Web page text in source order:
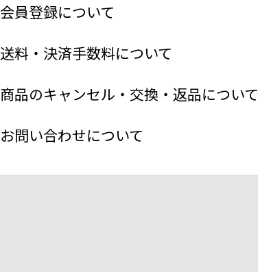
会員登録について
送料・決済手数料について
商品のキャンセル・交換・返品について
お問い合わせについて